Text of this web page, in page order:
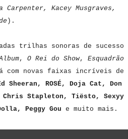
Carpenter, Kacey Musgraves,
).
trilhas sonoras de sucesso
, O Rei do Show, Esquadrão
com novas faixas incríveis de
Sheeran, ROSÉ, Doja Cat, Don
Chris Stapleton, Tiësto, Sexyy
Peggy Gou e muito mais.